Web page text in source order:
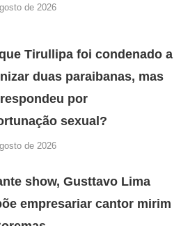
de 2026
Tirullipa foi condenado a
duas paraibanas, mas
por
sexual?
de 2026
show, Gusttavo Lima
empresariar cantor mirim